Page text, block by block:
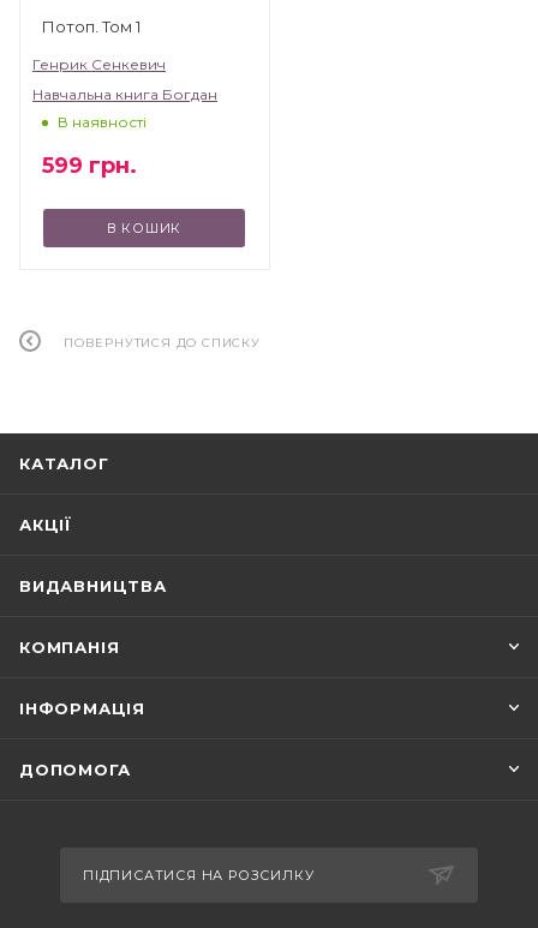
Потоп. Том 1
Генрик Сенкевич
Навчальна книга Богдан
В наявності
599 грн.
В КОШИК
ПОВЕРНУТИСЯ ДО СПИСКУ
КАТАЛОГ
АКЦІЇ
ВИДАВНИЦТВА
КОМПАНІЯ
ІНФОРМАЦІЯ
ДОПОМОГА
ПІДПИСАТИСЯ НА РОЗСИЛКУ